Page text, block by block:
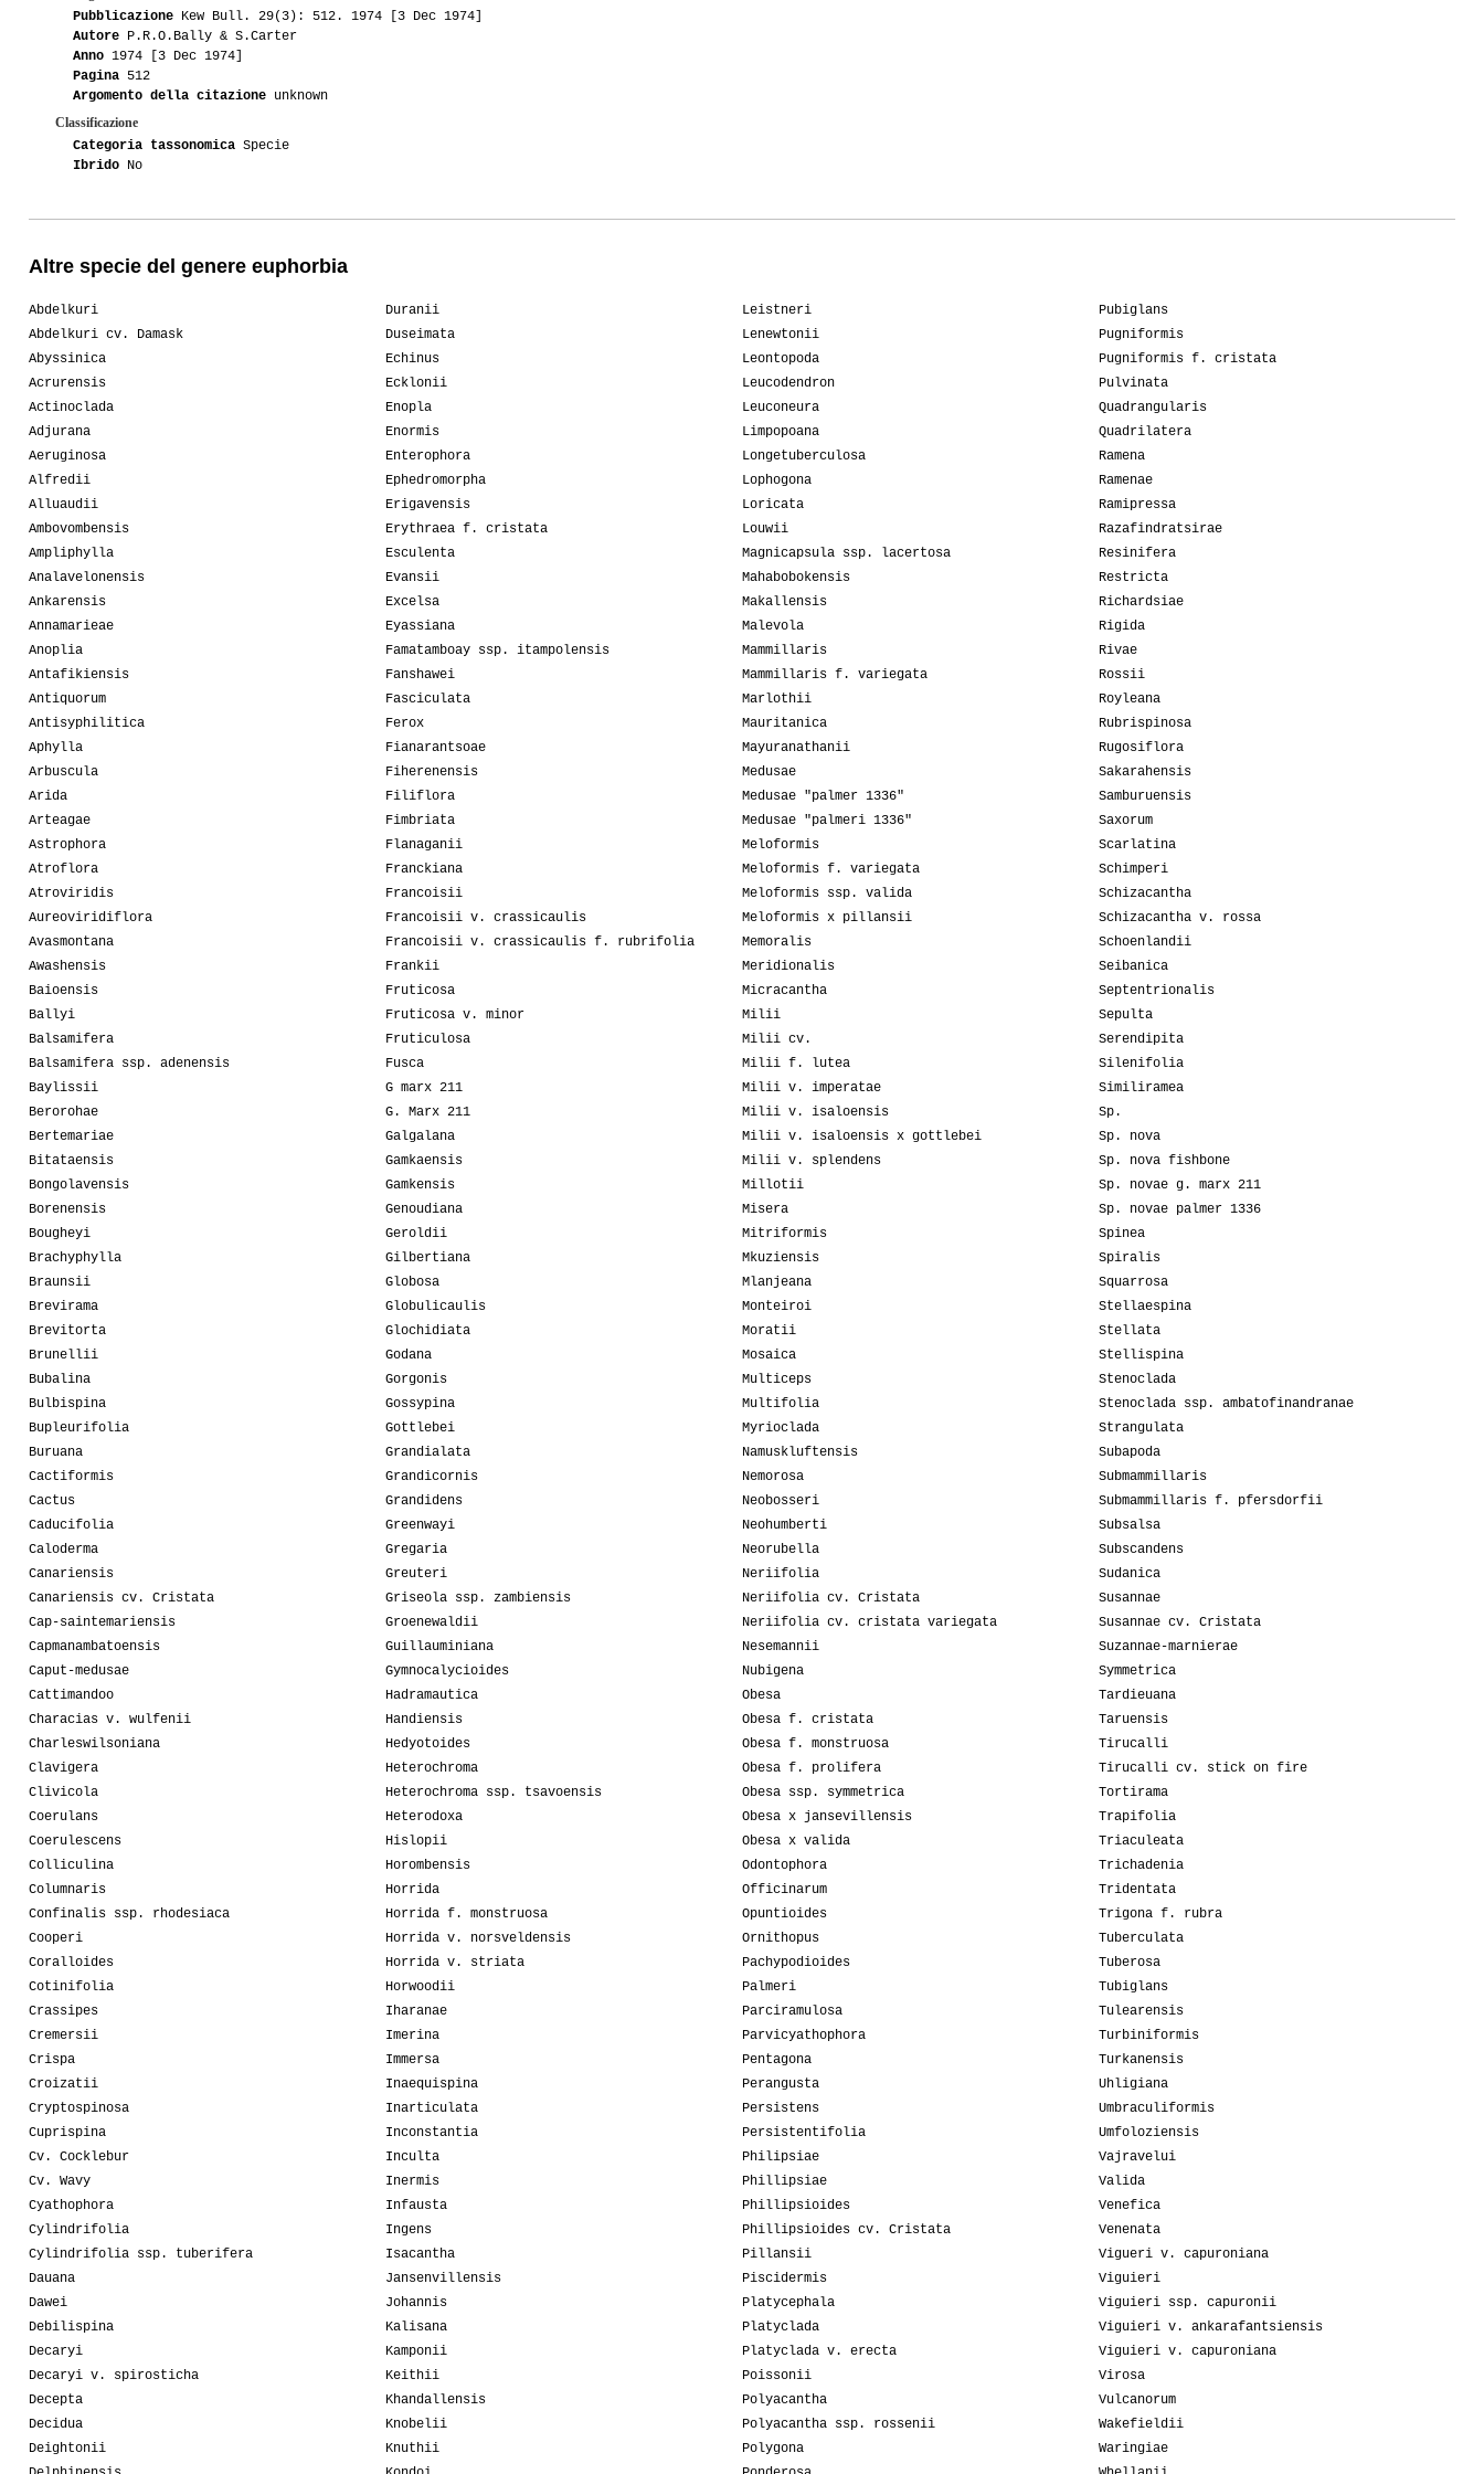
Pubblicazione Kew Bull. 29(3): 512. 1974 [3 Dec 1974]
Autore P.R.O.Bally & S.Carter
Anno 1974 [3 Dec 1974]
Pagina 512
Argomento della citazione unknown
Classificazione
Categoria tassonomica Specie
Ibrido No
Altre specie del genere euphorbia
Abdelkuri
Abdelkuri cv. Damask
Abyssinica
Acrurensis
Actinoclada
Adjurana
Aeruginosa
Alfredii
Alluaudii
Ambovombensis
Ampliphylla
Analavelonensis
Ankarensis
Annamarieae
Anoplia
Antafikiensis
Antiquorum
Antisyphilitica
Aphylla
Arbuscula
Arida
Arteagae
Astrophora
Atroflora
Atroviridis
Aureoviridiflora
Avasmontana
Awashensis
Baioensis
Ballyi
Balsamifera
Balsamifera ssp. adenensis
Baylissii
Berorohae
Bertemariae
Bitataensis
Bongolavensis
Borenensis
Bougheyi
Brachyphylla
Braunsii
Brevirama
Brevitorta
Brunellii
Bubalina
Bulbispina
Bupleurifolia
Buruana
Cactiformis
Cactus
Caducifolia
Caloderma
Canariensis
Canariensis cv. Cristata
Cap-saintemariensis
Capmanambatoensis
Caput-medusae
Cattimandoo
Characias v. wulfenii
Charleswilsoniana
Clavigera
Clivicola
Coerulans
Coerulescens
Colliculina
Columnaris
Confinalis ssp. rhodesiaca
Cooperi
Coralloides
Cotinifolia
Crassipes
Cremersii
Crispa
Croizatii
Cryptospinosa
Cuprispina
Cv. Cocklebur
Cv. Wavy
Cyathophora
Cylindrifolia
Cylindrifolia ssp. tuberifera
Dauana
Dawei
Debilispina
Decaryi
Decaryi v. spirosticha
Decepta
Decidua
Deightonii
Duranii
Duseimata
Echinus
Ecklonii
Enopla
Enormis
Enterophora
Ephedromorpha
Erigavensis
Erythraea f. cristata
Esculenta
Evansii
Excelsa
Eyassiana
Famatamboay ssp. itampolensis
Fanshawei
Fasciculata
Ferox
Fianarantsoae
Fiherenensis
Filiflora
Fimbriata
Flanaganii
Franckiana
Francoisii
Francoisii v. crassicaulis
Francoisii v. crassicaulis f. rubrifolia
Frankii
Fruticosa
Fruticosa v. minor
Fruticulosa
Fusca
G marx 211
G. Marx 211
Galgalana
Gamkaensis
Gamkensis
Genoudiana
Geroldii
Gilbertiana
Globosa
Globulicaulis
Glochidiata
Godana
Gorgonis
Gossypina
Gottlebei
Grandialata
Grandicornis
Grandidens
Greenwayi
Gregaria
Greuteri
Griseola ssp. zambiensis
Groenewaldii
Guillauminiana
Gymnocalycioides
Hadramautica
Handiensis
Hedyotoides
Heterochroma
Heterochroma ssp. tsavoensis
Heterodoxa
Hislopii
Horombensis
Horrida
Horrida f. monstruosa
Horrida v. norsveldensis
Horrida v. striata
Horwoodii
Iharanae
Imerina
Immersa
Inaequispina
Inarticulata
Inconstantia
Inculta
Inermis
Infausta
Ingens
Isacantha
Jansenvillensis
Johannis
Kalisana
Kamponii
Keithii
Khandallensis
Knobelii
Knuthii
Leistneri
Lenewtonii
Leontopoda
Leucodendron
Leuconeura
Limpopoana
Longetuberculosa
Lophogona
Loricata
Louwii
Magnicapsula ssp. lacertosa
Mahabobokensis
Makallensis
Malevola
Mammillaris
Mammillaris f. variegata
Marlothii
Mauritanica
Mayuranathanii
Medusae
Medusae "palmer 1336"
Medusae "palmeri 1336"
Meloformis
Meloformis f. variegata
Meloformis ssp. valida
Meloformis x pillansii
Memoralis
Meridionalis
Micracantha
Milii
Milii cv.
Milii f. lutea
Milii v. imperatae
Milii v. isaloensis
Milii v. isaloensis x gottlebei
Milii v. splendens
Millotii
Misera
Mitriformis
Mkuziensis
Mlanjeana
Monteiroi
Moratii
Mosaica
Multiceps
Multifolia
Myrioclada
Namuskluftensis
Nemorosa
Neobosseri
Neohumberti
Neorubella
Neriifolia
Neriifolia cv. Cristata
Neriifolia cv. cristata variegata
Nesemannii
Nubigena
Obesa
Obesa f. cristata
Obesa f. monstruosa
Obesa f. prolifera
Obesa ssp. symmetrica
Obesa x jansevillensis
Obesa x valida
Odontophora
Officinarum
Opuntioides
Ornithopus
Pachypodioides
Palmeri
Parciramulosa
Parvicyathophora
Pentagona
Perangusta
Persistens
Persistentifolia
Philipsiae
Phillipsiae
Phillipsioides
Phillipsioides cv. Cristata
Pillansii
Piscidermis
Platycephala
Platyclada
Platyclada v. erecta
Poissonii
Polyacantha
Polyacantha ssp. rossenii
Polygona
Pubiglans
Pugniformis
Pugniformis f. cristata
Pulvinata
Quadrangularis
Quadrilatera
Ramena
Ramenae
Ramipressa
Razafindratsirae
Resinifera
Restricta
Richardsiae
Rigida
Rivae
Rossii
Royleana
Rubrispinosa
Rugosiflora
Sakarahensis
Samburuensis
Saxorum
Scarlatina
Schimperi
Schizacantha
Schizacantha v. rossa
Schoenlandii
Seibanica
Septentrionalis
Sepulta
Serendipita
Silenifolia
Similiramea
Sp.
Sp. nova
Sp. nova fishbone
Sp. novae g. marx 211
Sp. novae palmer 1336
Spinea
Spiralis
Squarrosa
Stellaespina
Stellata
Stellispina
Stenoclada
Stenoclada ssp. ambatofinandranae
Strangulata
Subapoda
Submammillaris
Submammillaris f. pfersdorfii
Subsalsa
Subscandens
Sudanica
Susannae
Susannae cv. Cristata
Suzannae-marnierae
Symmetrica
Tardieuana
Taruensis
Tirucalli
Tirucalli cv. stick on fire
Tortirama
Trapifolia
Triaculeata
Trichadenia
Tridentata
Trigona f. rubra
Tuberculata
Tuberosa
Tubiglans
Tulearensis
Turbiniformis
Turkanensis
Uhligiana
Umbraculiformis
Umfoloziensis
Vajravelui
Valida
Venefica
Venenata
Vigueri v. capuroniana
Viguieri
Viguieri ssp. capuronii
Viguieri v. ankarafantsiensis
Viguieri v. capuroniana
Virosa
Vulcanorum
Wakefieldii
Waringiae